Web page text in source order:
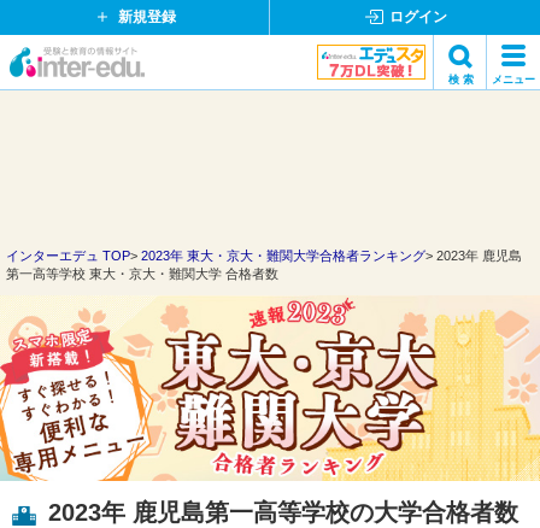
新規登録 ログイン
イ
ド
ッ
ト
コ
ム
検 索 メニュー
インターエデュ TOP 2023年 東大・京大・難関大学合格者ランキング
2023年 鹿児島
第一高等学校 東大・京大・難関大学 合格者数
2023年 鹿児島第一高等学校の大学合格者数